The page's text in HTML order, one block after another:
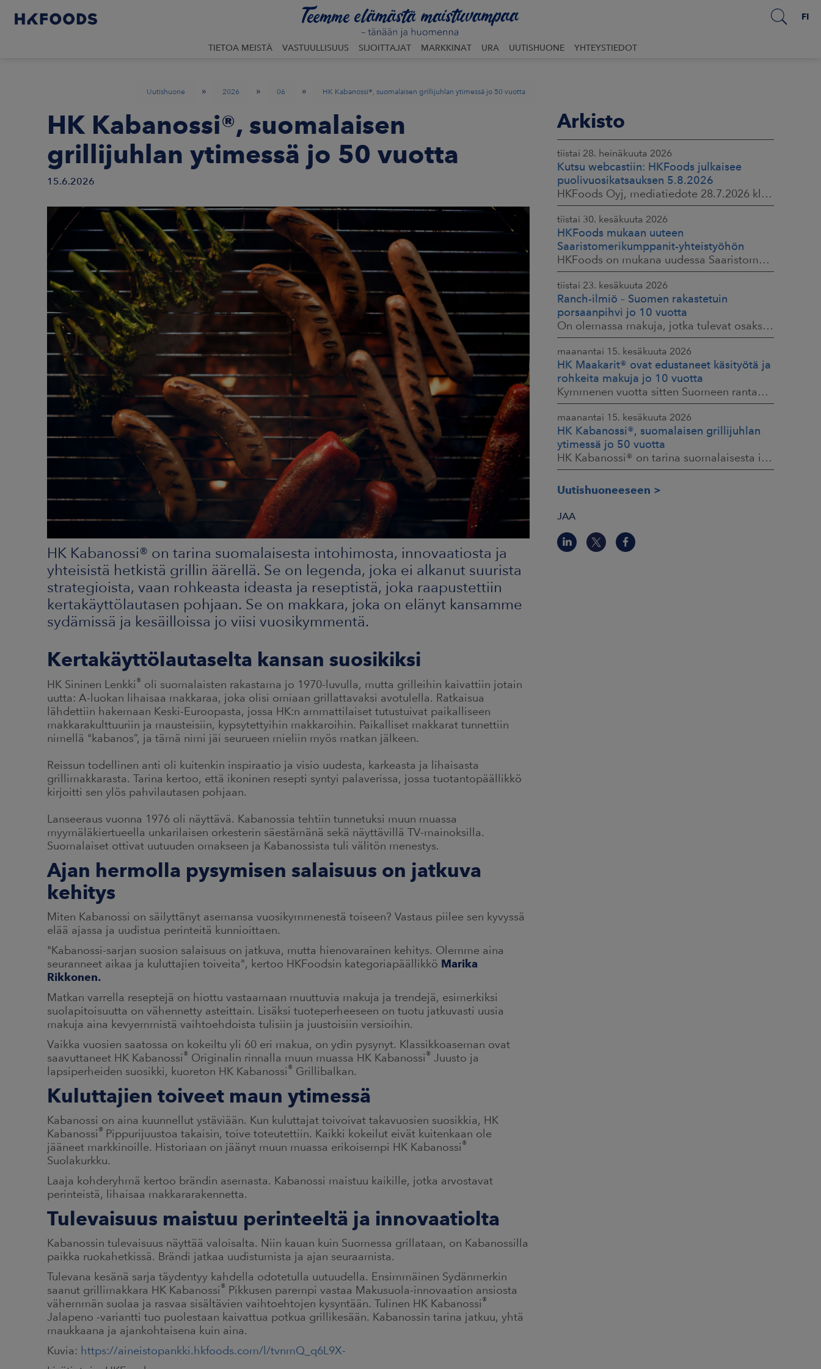
FI
TIETOA MEISTÄ VASTUULLISUUS SIJOITTAJAT MARKKINAT URA UUTISHUONE YHTEYSTIEDOT
Uutishuone » 2026 » 06 » HK Kabanossi®, suomalaisen grillijuhlan ytimessä jo 50 vuotta
HK Kabanossi®, suomalaisen
grillijuhlan ytimessä jo 50 vuotta
15.6.2026
HK Kabanossi® on tarina suomalaisesta intohimosta, innovaatiosta ja
yhteisistä hetkistä grillin äärellä. Se on legenda, joka ei alkanut suurista
strategioista, vaan rohkeasta ideasta ja reseptistä, joka raapustettiin
kertakäyttölautasen pohjaan. Se on makkara, joka on elänyt kansamme
sydämissä ja kesäilloissa jo viisi vuosikymmentä.
Kertakäyttölautaselta kansan suosikiksi
HK Sininen Lenkki® oli suomalaisten rakastama jo 1970-luvulla, mutta grilleihin kaivattiin jotain
uutta: A-luokan lihaisaa makkaraa, joka olisi omiaan grillattavaksi avotulella. Ratkaisua
lähdettiin hakemaan Keski-Euroopasta, jossa HK:n ammattilaiset tutustuivat paikalliseen
makkarakulttuuriin ja mausteisiin, kypsytettyihin makkaroihin. Paikalliset makkarat tunnettiin
nimellä "kabanos”, ja tämä nimi jäi seurueen mieliin myös matkan jälkeen.
Reissun todellinen anti oli kuitenkin inspiraatio ja visio uudesta, karkeasta ja lihaisasta
grillimakkarasta. Tarina kertoo, että ikoninen resepti syntyi palaverissa, jossa tuotantopäällikkö
kirjoitti sen ylös pahvilautasen pohjaan.
Lanseeraus vuonna 1976 oli näyttävä. Kabanossia tehtiin tunnetuksi muun muassa
myymäläkiertueella unkarilaisen orkesterin säestämänä sekä näyttävillä TV-mainoksilla.
Suomalaiset ottivat uutuuden omakseen ja Kabanossista tuli välitön menestys.
Ajan hermolla pysymisen salaisuus on jatkuva
kehitys
Miten Kabanossi on säilyttänyt asemansa vuosikymmenestä toiseen? Vastaus piilee sen kyvyssä
elää ajassa ja uudistua perinteitä kunnioittaen.
"Kabanossi-sarjan suosion salaisuus on jatkuva, mutta hienovarainen kehitys. Olemme aina
seuranneet aikaa ja kuluttajien toiveita", kertoo HKFoodsin kategoriapäällikkö Marika
Rikkonen.
Matkan varrella reseptejä on hiottu vastaamaan muuttuvia makuja ja trendejä, esimerkiksi
suolapitoisuutta on vähennetty asteittain. Lisäksi tuoteperheeseen on tuotu jatkuvasti uusia
makuja aina kevyemmistä vaihtoehdoista tulisiin ja juustoisiin versioihin.
Vaikka vuosien saatossa on kokeiltu yli 60 eri makua, on ydin pysynyt. Klassikkoaseman ovat
saavuttaneet HK Kabanossi® Originalin rinnalla muun muassa HK Kabanossi® Juusto ja
lapsiperheiden suosikki, kuoreton HK Kabanossi® Grillibalkan.
Kuluttajien toiveet maun ytimessä
Kabanossi on aina kuunnellut ystäviään. Kun kuluttajat toivoivat takavuosien suosikkia, HK
Kabanossi® Pippurijuustoa takaisin, toive toteutettiin. Kaikki kokeilut eivät kuitenkaan ole
jääneet markkinoille. Historiaan on jäänyt muun muassa erikoisempi HK Kabanossi®
Suolakurkku.
Laaja kohderyhmä kertoo brändin asemasta. Kabanossi maistuu kaikille, jotka arvostavat
perinteistä, lihaisaa makkararakennetta.
Tulevaisuus maistuu perinteeltä ja innovaatiolta
Kabanossin tulevaisuus näyttää valoisalta. Niin kauan kuin Suomessa grillataan, on Kabanossilla
paikka ruokahetkissä. Brändi jatkaa uudistumista ja ajan seuraamista.
Tulevana kesänä sarja täydentyy kahdella odotetulla uutuudella. Ensimmäinen Sydänmerkin
saanut grillimakkara HK Kabanossi® Pikkusen parempi vastaa Makusuola-innovaation ansiosta
vähemmän suolaa ja rasvaa sisältävien vaihtoehtojen kysyntään. Tulinen HK Kabanossi®
Jalapeno -variantti tuo puolestaan kaivattua potkua grillikesään. Kabanossin tarina jatkuu, yhtä
maukkaana ja ajankohtaisena kuin aina.
Kuvia: https://aineistopankki.hkfoods.com/l/tvnmQ_q6L9X-
Arkisto
tiistai 28. heinäkuuta 2026
Kutsu webcastiin: HKFoods julkaisee
puolivuosikatsauksen 5.8.2026
HKFoods Oyj, mediatiedote 28.7.2026 klo 14.00
tiistai 30. kesäkuuta 2026
HKFoods mukaan uuteen
Saaristomerikumppanit-yhteistyöhön
HKFoods on mukana uudessa Saaristomerikumppanit-hankkeessa, joka kokoaa yhteen elintarviketeollisuuden, kaupan, maataloustuottajat ja asiantuntijat. Tavoitteena
tiistai 23. kesäkuuta 2026
Ranch-ilmiö – Suomen rakastetuin
porsaanpihvi jo 10 vuotta
On olemassa makuja, jotka tulevat osaksi yhteisiä ruokahetkiä ja -muistoja. HK® Viljaporsaan fileepihvi Ranch on juuri sellainen. Klassikko, joka on hallinnut
maanantai 15. kesäkuuta 2026
HK Maakarit® ovat edustaneet käsityötä ja
rohkeita makuja jo 10 vuotta
Kymmenen vuotta sitten Suomeen rantautui uusi ilmiö: artesaanihenkisyys. Pienpanimoiden ja käsityöläistuotteiden nostaessa päätään HKFoodsilla tunnistettiin,
maanantai 15. kesäkuuta 2026
HK Kabanossi®, suomalaisen grillijuhlan
ytimessä jo 50 vuotta
HK Kabanossi® on tarina suomalaisesta intohimosta, innovaatiosta ja yhteisistä hetkistä grillin äärellä. Se on legenda, joka ei alkanut suurista strategioista,
Uutishuoneeseen
JAA